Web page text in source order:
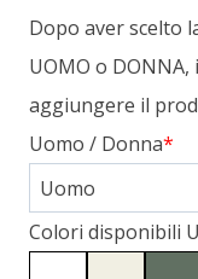
Dopo aver scelto
UOMO o
aggiungere il
*
Uomo / Donna
Colori disponibili